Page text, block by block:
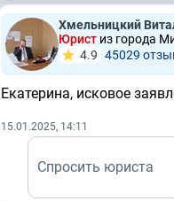
Хмельницкий
Юрист из города
4.9 45029
Екатерина, исковое
15.01.2025, 14:11
Спросить юриста